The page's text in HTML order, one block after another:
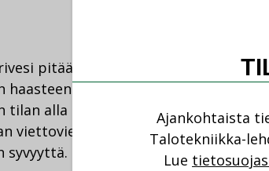
pitää saada pumpattua paineella
haasteensa se, että teknisessä tilassa
tilan alla on viemäripumppaamo,
viettoviemärillä ja pumpataan
syvyyttä.
Ajankohtaista
Talotekniikka-
Lue